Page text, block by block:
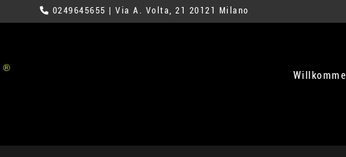
0249645655 | Via A. Volta, 21 20121 Milano